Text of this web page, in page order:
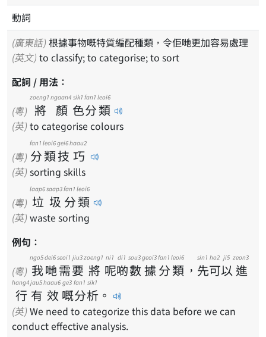
動詞
(廣東話) 根據事物嘅特質編配種類，令佢哋更加容易處理
(英文) to classify; to categorise; to sort
配詞 / 用法：
(粵) 將
zoeng1
顏
ngaan4
色
sik1
分
fan1
類
leoi6
(英) to categorise colours
(粵) 分
fan1
類
leoi6
技
gei6
巧
haau2
(英) sorting skills
(粵) 垃
laap6
圾
saap3
分
fan1
類
leoi6
(英) waste sorting
例句：
(粵) 我
ngo5
哋
dei6
需
seoi1
要
jiu3
將
zoeng1
呢
ni1
啲
di1
數
sou3
據
geoi3
分
fan1
類
leoi6
， 先
sin1
可
ho2
以
ji5
進
zeon3
行
hang4
有
jau5
效
haau6
嘅
ge3
分
fan1
析
sik1
。
(英) We need to categorize this data before we can
conduct effective analysis.